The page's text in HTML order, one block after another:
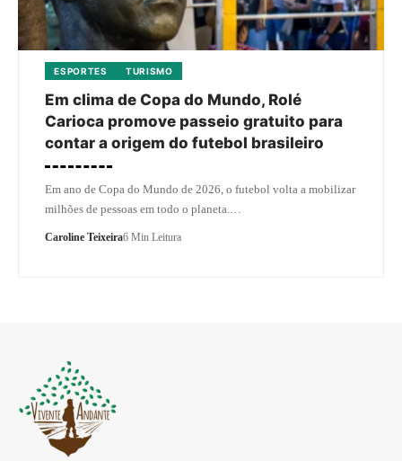
ESPORTES TURISMO
Em clima de Copa do Mundo, Rolé
Carioca promove passeio gratuito para
contar a origem do futebol brasileiro
Em ano de Copa do Mundo de 2026, o futebol volta a mobilizar
milhões de pessoas em todo o planeta.…
Caroline Teixeira6 Min Leitura